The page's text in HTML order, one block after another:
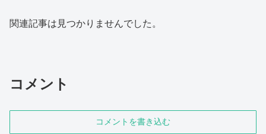
関連記事は見つかりませんでした。
コメント
コメントを書き込む